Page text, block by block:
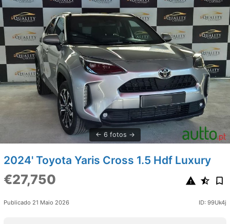
6 fotos
2024' Toyota Yaris Cross 1.5 Hdf Luxury
€27,750
Publicado 21 Maio 2026 ID: 99Uk4j